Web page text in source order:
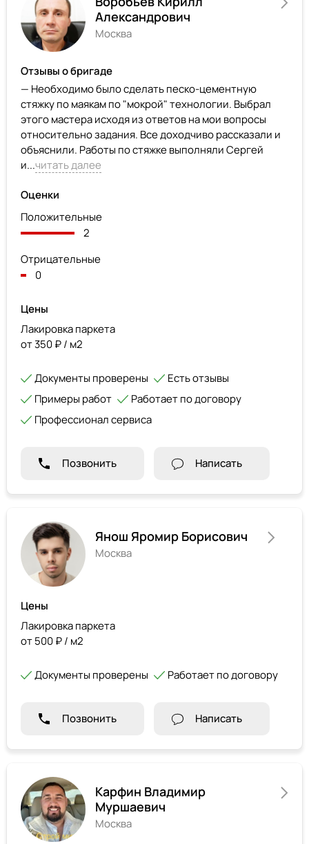
Александрович
Москва
Отзывы о бригаде
— Необходимо было сделать песко-цементную
стяжку по маякам по "мокрой" технологии. Выбрал
этого мастера исходя из ответов на мои вопросы
относительно задания. Все доходчиво рассказали и
объяснили. Работы по стяжке выполняли Сергей
и...читать далее
Оценки
Положительные
2
Отрицательные
0
Цены
Лакировка паркета
от 350 ₽ / м2
Документы проверены
Есть отзывы
Примеры работ
Работает по договору
Профессионал сервиса
Позвонить Написать
Янош Яромир Борисович
Москва
Цены
Лакировка паркета
от 500 ₽ / м2
Документы проверены Работает по договору
Позвонить Написать
Карфин Владимир
Муршаевич
Москва